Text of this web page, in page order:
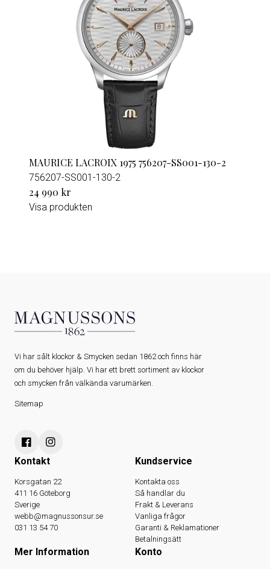
MAURICE LACROIX 1975 756207-SS001-130-2
756207-SS001-130-2
24 990 kr
Visa produkten
Vi har sålt klockor & Smycken sedan 1862 och finns här
om du behöver hjälp. Vi har ett brett sortiment av klockor
och smycken från välkända varumärken.
Sitemap
Kontakt
Korsgatan 22
411 16 Göteborg
Sverige
webb@magnussonsur.se
031 13 54 70
Kundservice
Kontakta oss
Så handlar du
Frakt & Leverans
Vanliga frågor
Garanti & Reklamationer
Betalningsätt
Mer Information Konto